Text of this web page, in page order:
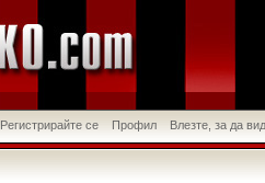
Регистрирайте се Профил Влезте, за да